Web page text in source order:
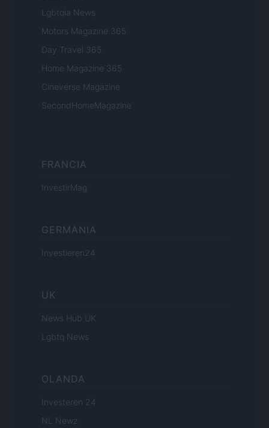
Lgbtqia News
Motors Magazine 365
Day Travel 365
Home Magazine 365
Cineverse Magazine
SecondHomeMagazine
FRANCIA
InvestirMag
GERMANIA
Investieren24
UK
News Hub UK
Lgbtq News
OLANDA
Investeren 24
NL Newz